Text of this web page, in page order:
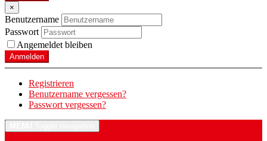
×
Benutzername
Passwort
Angemeldet bleiben
Anmelden
Registrieren
Benutzername vergessen?
Passwort vergessen?